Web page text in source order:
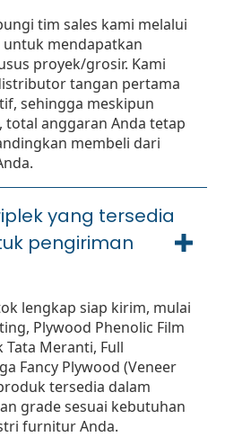
tim sales kami melalui
mendapatkan
proyek/grosir. Kami
tangan pertama
sehingga meskipun
total anggaran Anda tetap
membeli dari
yang tersedia
pengiriman
lengkap siap kirim, mulai
Plywood Phenolic Film
Tata Meranti, Full
Fancy Plywood (Veneer
tersedia dalam
grade sesuai kebutuhan
furnitur Anda.